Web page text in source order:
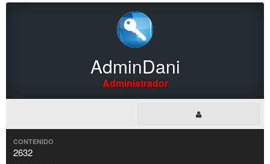
AdminDani
Administrador
CONTENIDO
2632